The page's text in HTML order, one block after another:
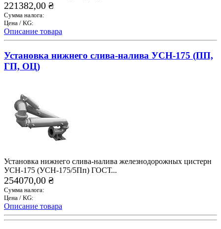
221382,00 ₴
Сумма налога:
Цена / KG:
Описание товара
Установка нижнего слива-налива УСН-175 (ПП,
ГП, ОЦ)
Установка нижнего слива-налива железнодорожных цистерн
УСН-175 (УСН-175/5Пп) ГОСТ...
254070,00 ₴
Сумма налога:
Цена / KG:
Описание товара